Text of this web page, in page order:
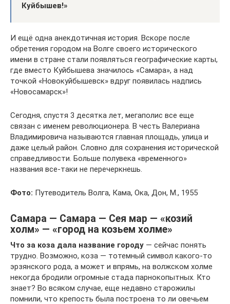
Куйбышев!»
И ещё одна анекдотичная история. Вскоре после
обретения городом на Волге своего исторического
имени в стране стали появляться географические карты,
где вместо Куйбышева значилось «Самара», а над
точкой «Новокуйбышевск» вдруг появилась надпись
«Новосамарск»!
Сегодня, спустя 3 десятка лет, мегаполис все еще
связан с именем революционера. В честь Валериана
Владимировича называются главная площадь, улица и
даже целый район. Словно для сохранения исторической
справедливости. Больше полувека «временного»
названия все-таки не перечеркнешь.
Фото: Путеводитель Волга, Кама, Ока, Дон, М., 1955
Самара — Самара — Сея мар — «козий
холм» — «город на козьем холме»
Что за коза дала название городу — сейчас понять
трудно. Возможно, коза — тотемный символ какого-то
эрзянского рода, а может и впрямь, на волжском холме
некогда бродили огромные стада парнокопытных. Кто
знает? Во всяком случае, еще недавно старожилы
помнили, что крепость была построена то ли овечьем